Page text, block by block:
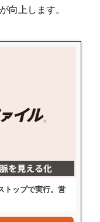
向上します。
トップで実行。営